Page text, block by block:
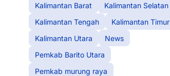
Kalimantan Barat
Kalimantan Selatan
Kalimantan Tengah
Kalimantan Timur
Kalimantan Utara
News
Pemkab Barito Utara
Pemkab murung raya